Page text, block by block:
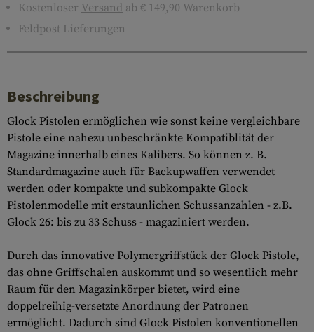
Kostenloser Versand ab € 149,90 Warenkorb
Feldpost Lieferungen
Beschreibung
Glock Pistolen ermöglichen wie sonst keine vergleichbare
Pistole eine nahezu unbeschränkte Kompatiblität der
Magazine innerhalb eines Kalibers. So können z. B.
Standardmagazine auch für Backupwaffen verwendet
werden oder kompakte und subkompakte Glock
Pistolenmodelle mit erstaunlichen Schussanzahlen - z.B.
Glock 26: bis zu 33 Schuss - magaziniert werden.
Durch das innovative Polymergriffstück der Glock Pistole,
das ohne Griffschalen auskommt und so wesentlich mehr
Raum für den Magazinkörper bietet, wird eine
doppelreihig-versetzte Anordnung der Patronen
ermöglicht. Dadurch sind Glock Pistolen konventionellen